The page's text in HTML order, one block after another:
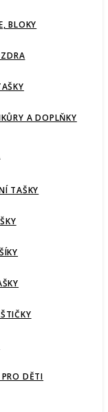
BLOKY
A DOPLŇKY
TAŠKY
DĚTI